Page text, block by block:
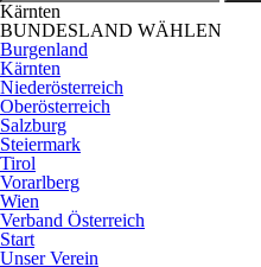
Kärnten
BUNDESLAND WÄHLEN
Burgenland
Kärnten
Niederösterreich
Oberösterreich
Salzburg
Steiermark
Tirol
Vorarlberg
Wien
Verband Österreich
Start
Unser Verein